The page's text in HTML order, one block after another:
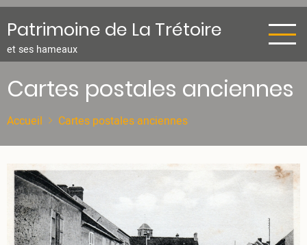
Aller
au
contenu
principal
Patrimoine de La Trétoire
et ses hameaux
Cartes postales anciennes
Accueil Cartes postales anciennes